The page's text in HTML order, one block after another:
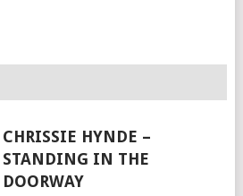
CHRISSIE HYNDE –
STANDING IN THE
DOORWAY